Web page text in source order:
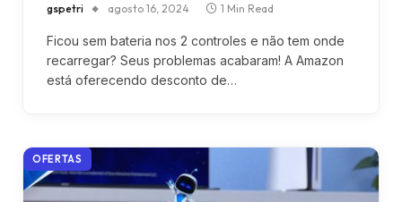
gspetri agosto 16, 2024 1 Min Read
Ficou sem bateria nos 2 controles e não tem onde
recarregar? Seus problemas acabaram! A Amazon
está oferecendo desconto de…
OFERTAS